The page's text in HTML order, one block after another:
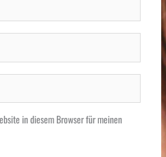
in diesem Browser für meinen